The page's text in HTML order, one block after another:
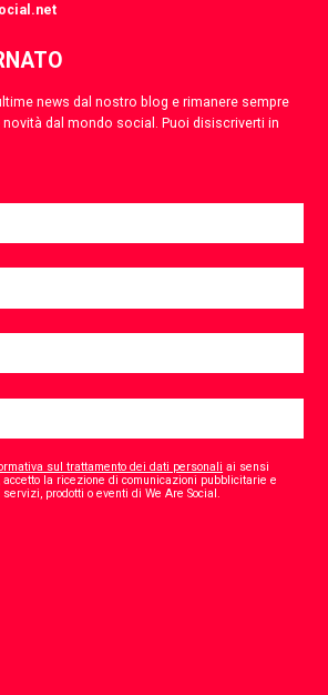
news dal nostro blog e rimanere sempre
dal mondo social. Puoi disiscriverti in
sul trattamento dei dati personali ai sensi
accetto la ricezione di comunicazioni pubblicitarie e
prodotti o eventi di We Are Social.